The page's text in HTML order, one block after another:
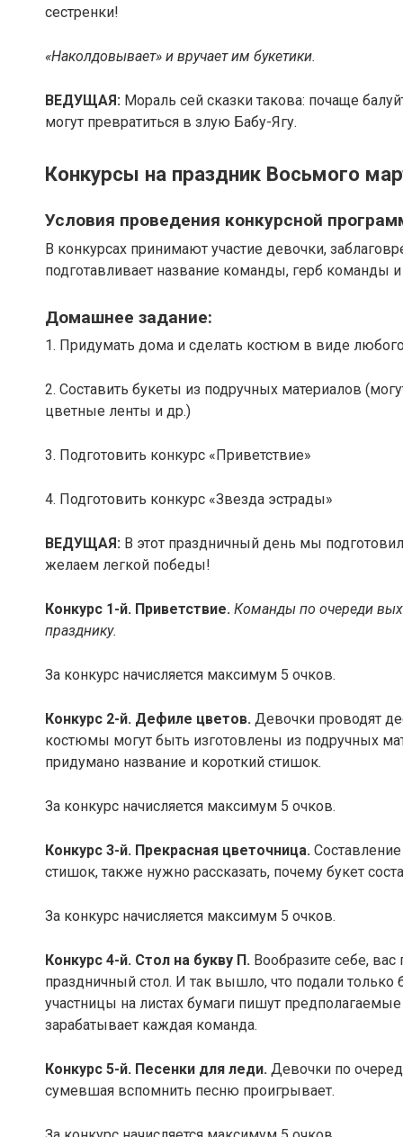
сестренки!
«Наколдовывает» и вручает им букетики.
ВЕДУЩАЯ: Мораль сей сказки такова: почаще
могут превратиться в злую Бабу-Ягу.
Конкурсы на праздник Восьмого
Условия проведения конкурсной
В конкурсах принимают участие девочки,
подготавливает название команды, герб
Домашнее задание:
1. Придумать дома и сделать костюм в виде
2. Составить букеты из подручных материалов
цветные ленты и др.)
3. Подготовить конкурс «Приветствие»
4. Подготовить конкурс «Звезда эстрады»
ВЕДУЩАЯ: В этот праздничный день мы
желаем легкой победы!
Конкурс 1-й. Приветствие. Команды по очереди
празднику.
За конкурс начисляется максимум 5 очков.
Конкурс 2-й. Дефиле цветов. Девочки проводят
костюмы могут быть изготовлены из подручных
придумано название и короткий стишок.
За конкурс начисляется максимум 5 очков.
Конкурс 3-й. Прекрасная цветочница.
стишок, также нужно рассказать, почему букет
За конкурс начисляется максимум 5 очков.
Конкурс 4-й. Стол на букву П. Вообразите себе,
праздничный стол. И так вышло, что подали
участницы на листах бумаги пишут
зарабатывает каждая команда.
Конкурс 5-й. Песенки для леди. Девочки по
сумевшая вспомнить песню проигрывает.